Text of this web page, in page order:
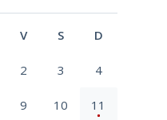
V S D
2 3 4
9 10 11